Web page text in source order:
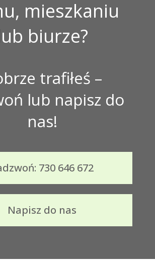
mieszkaniu
biurze?
trafiłeś –
lub napisz do
nas!
730 646 672
Napisz do nas